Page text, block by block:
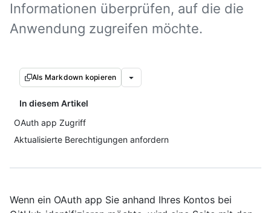
Informationen überprüfen, auf die die
Anwendung zugreifen möchte.
Als Markdown kopieren
In diesem Artikel
OAuth app Zugriff
Aktualisierte Berechtigungen anfordern
Wenn ein OAuth app Sie anhand Ihres Kontos bei